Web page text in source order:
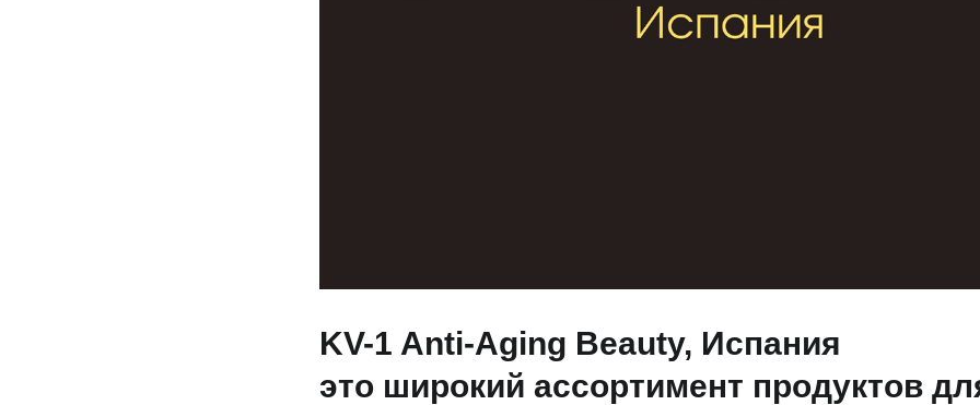
KV-1 Anti-Aging Beauty, Испания
это широкий ассортимент продуктов